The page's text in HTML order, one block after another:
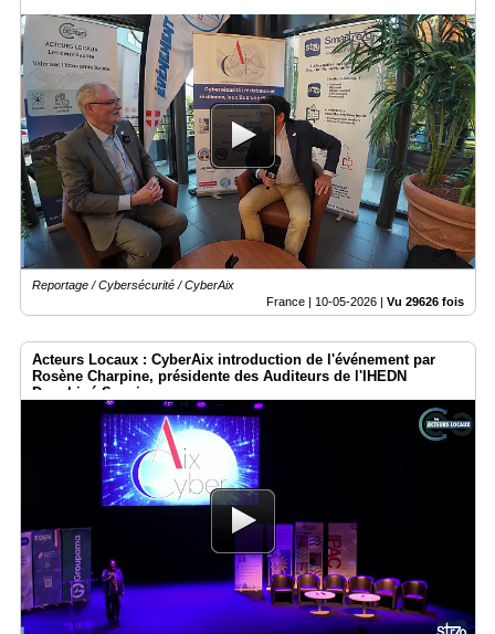
Reportage / Cybersécurité / CyberAix
France | 10-05-2026 Vu 29626 fois
Acteurs Locaux : CyberAix introduction de l'événement par
Rosène Charpine, présidente des Auditeurs de l'IHEDN
Dauphiné Savoie